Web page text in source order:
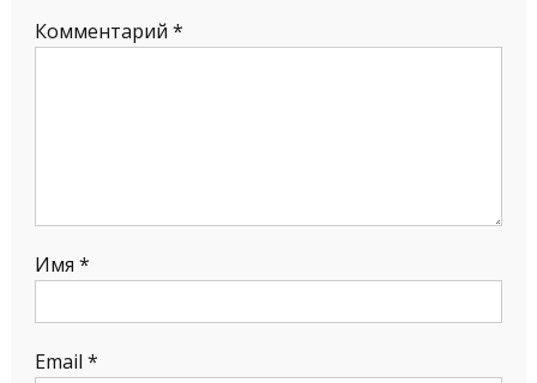
Комментарий *
Имя *
Email *